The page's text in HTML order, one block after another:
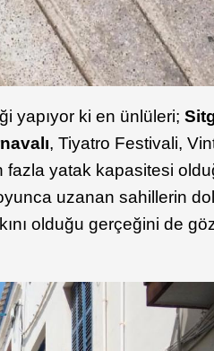
yapıyor ki en ünlüleri;
, Tiyatro Festivali,
yatak kapasitesi
uzanan sahillerin
olduğu gerçeğini de